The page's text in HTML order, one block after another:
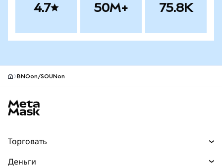
4.7 50M+ 75.8K
BNOon/SOUNon
Торговать
Деньги